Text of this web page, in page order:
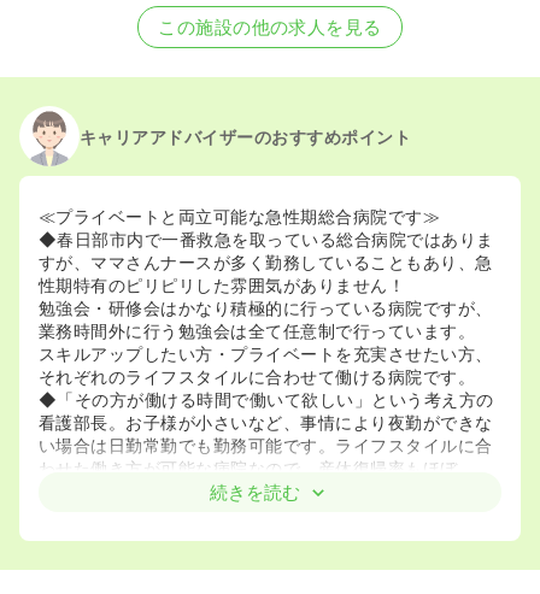
この施設の他の求人を見る
キャリアアドバイザーのおすすめポイント
≪プライベートと両立可能な急性期総合病院です≫
◆春日部市内で一番救急を取っている総合病院ではありま
すが、ママさんナースが多く勤務していることもあり、急
性期特有のピリピリした雰囲気がありません！
勉強会・研修会はかなり積極的に行っている病院ですが、
業務時間外に行う勉強会は全て任意制で行っています。
スキルアップしたい方・プライベートを充実させたい方、
それぞれのライフスタイルに合わせて働ける病院です。
◆「その方が働ける時間で働いて欲しい」という考え方の
看護部長。お子様が小さいなど、事情により夜勤ができな
い場合は日勤常勤でも勤務可能です。ライフスタイルに合
わせた働き方が可能な病院なので、産休復帰率もほぼ
≪人間関係・定着率◎◎≫
続きを読む